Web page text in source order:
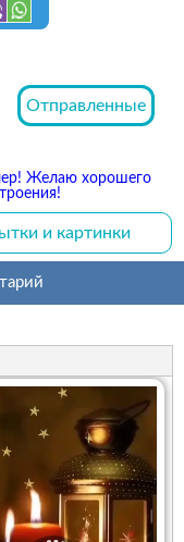
Отправленные
Желаю хорошего
и картинки